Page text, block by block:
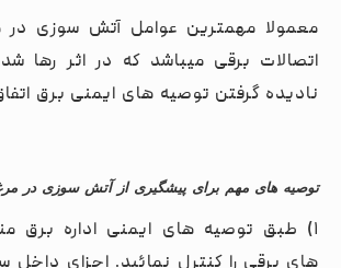
معمولا مهمترین عوامل آتش سوزی در
اتصالات برقی میباشد که در اثر رها
نادیده گرفتن توصیه های ایمنی برق
توصیه های مهم برای پیشگیری از آتش سوزی در
۱) طبق توصیه های ایمنی اداره برق